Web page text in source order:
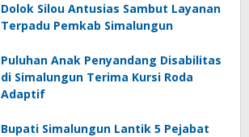
Dolok Silou Antusias Sambut Layanan
Terpadu Pemkab Simalungun
Puluhan Anak Penyandang Disabilitas
di Simalungun Terima Kursi Roda
Adaptif
Bupati Simalungun Lantik 5 Pejabat